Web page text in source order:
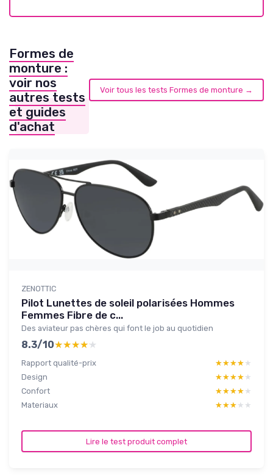
Formes de
monture :
voir nos
autres tests
et guides
d'achat
Voir tous les tests Formes de monture →
ZENOTTIC
Pilot Lunettes de soleil polarisées Hommes
Femmes Fibre de c...
Des aviateur pas chères qui font le job au quotidien
8.3/10★★★★★
★★★★★
Rapport qualité-prix ★★★★★
★★★★★
Design
★★★★★
★★★★★
Confort
★★★★★
★★★★★
Materiaux
★★★★★
★★★★★
Lire le test produit complet